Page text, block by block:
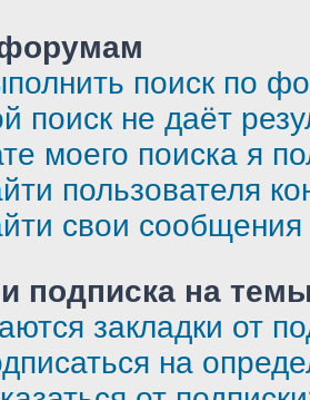
поиск по
поиск не даёт
моего поиска я
пользователя
свои
подписка на
закладки от
на